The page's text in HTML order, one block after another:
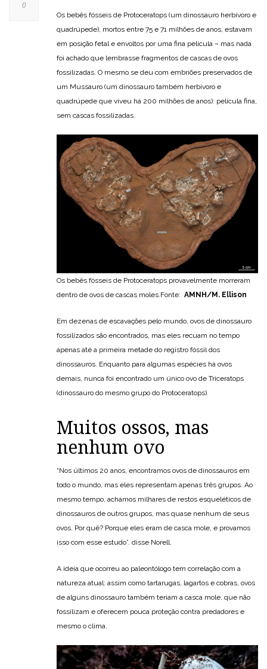
Os bebês fósseis de Protoceratops (um dinossauro herbívoro e
quadrúpede), mortos entre 75 e 71 milhões de anos, estavam
em posição fetal e envoltos por uma fina película – mas nada
foi achado que lembrasse fragmentos de cascas de ovos
fossilizadas. O mesmo se deu com embriões preservados de
um Mussauro (um dinossauro também herbívoro e
quadrúpede que viveu há 200 milhões de anos): película fina,
sem cascas fossilizadas.
Os bebês fósseis de Protoceratops provavelmente morreram
dentro de ovos de cascas moles.Fonte: AMNH/M. Ellison
Em dezenas de escavações pelo mundo, ovos de dinossauro
fossilizados são encontrados, mas eles recuam no tempo
apenas até a primeira metade do registro fóssil dos
dinossauros. Enquanto para algumas espécies há ovos
demais, nunca foi encontrado um único ovo de Triceratops
(dinossauro do mesmo grupo do Protoceratops).
Muitos ossos, mas
nenhum ovo
“Nos últimos 20 anos, encontramos ovos de dinossauros em
todo o mundo, mas eles representam apenas três grupos. Ao
mesmo tempo, achamos milhares de restos esqueléticos de
dinossauros de outros grupos, mas quase nenhum de seus
ovos. Por quê? Porque eles eram de casca mole, e provamos
isso com esse estudo”. disse Norell.
A ideia que ocorreu ao paleontólogo tem correlação com a
natureza atual: assim como tartarugas, lagartos e cobras, ovos
de alguns dinossauro também teriam a casca mole, que não
fossilizam e oferecem pouca proteção contra predadores e
mesmo o clima.
0